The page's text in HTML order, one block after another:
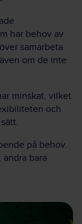
har behov av
samarbeta
om de inte
minskat, vilket
och
på behov.
bara